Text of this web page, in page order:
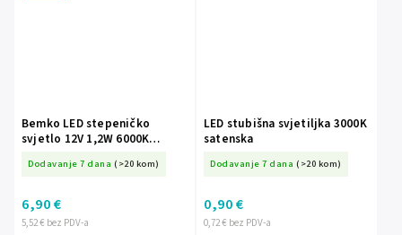
Bemko LED stepeničko
svjetlo 12V 1,2W 6000K
CH6K
Dodavanje 7 dana (>20 kom)
5,52 € bez PDV-a
6,90 €
LED stubišna svjetiljka 3000K
satenska
Dodavanje 7 dana (>20 kom)
0,72 € bez PDV-a
0,90 €